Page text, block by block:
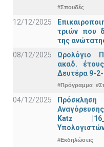
#Σπουδές
12/12/2025
τριών που
της
08/12/2025
Ωρολόγιο
ακαδ.
Δευτέρα 9-
#Πρόγραμμα
04/12/2025
Katz
#Εκδηλώσεις